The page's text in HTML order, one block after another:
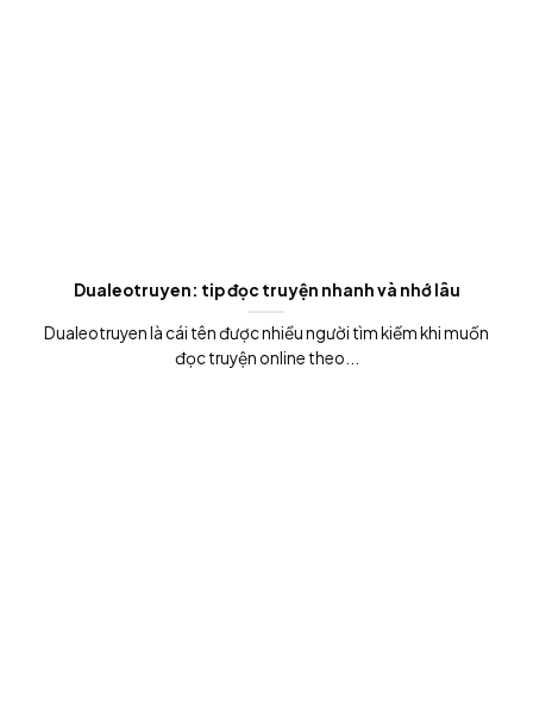
Dualeotruyen: tip đọc truyện nhanh và nhớ lâu
Dualeotruyen là cái tên được nhiều người tìm kiếm khi muốn
đọc truyện online theo...